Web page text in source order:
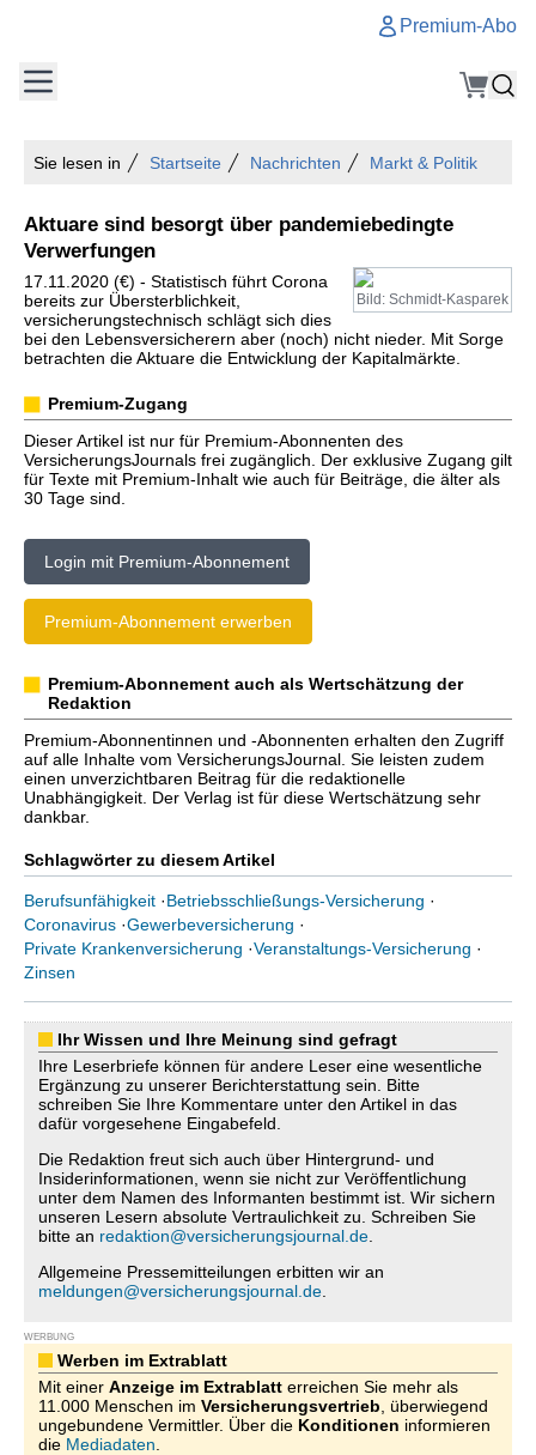
Premium-Abo
Sie lesen in Startseite Nachrichten Markt & Politik
Aktuare sind besorgt über pandemiebedingte
Verwerfungen
Bild: Schmidt-Kasparek
17.11.2020 (€) - Statistisch führt Corona
bereits zur Übersterblichkeit,
versicherungstechnisch schlägt sich dies
bei den Lebensversicherern aber (noch) nicht nieder. Mit Sorge
betrachten die Aktuare die Entwicklung der Kapitalmärkte.
Premium-Zugang
Dieser Artikel ist nur für Premium-Abonnenten des
VersicherungsJournals frei zugänglich. Der exklusive Zugang gilt
für Texte mit Premium-Inhalt wie auch für Beiträge, die älter als
30 Tage sind.
Login mit Premium-Abonnement
Premium-Abonnement erwerben
Premium-Abonnement auch als Wertschätzung der
Redaktion
Premium-Abonnentinnen und -Abonnenten erhalten den Zugriff
auf alle Inhalte vom VersicherungsJournal. Sie leisten zudem
einen unverzichtbaren Beitrag für die redaktionelle
Unabhängigkeit. Der Verlag ist für diese Wertschätzung sehr
dankbar.
Schlagwörter zu diesem Artikel
Berufsunfähigkeit ·Betriebsschließungs-Versicherung ·
Coronavirus ·Gewerbeversicherung ·
Private Krankenversicherung ·Veranstaltungs-Versicherung ·
Zinsen
Ihr Wissen und Ihre Meinung sind gefragt
Ihre Leserbriefe können für andere Leser eine wesentliche
Ergänzung zu unserer Berichterstattung sein. Bitte
schreiben Sie Ihre Kommentare unter den Artikel in das
dafür vorgesehene Eingabefeld.
Die Redaktion freut sich auch über Hintergrund- und
Insiderinformationen, wenn sie nicht zur Veröffentlichung
unter dem Namen des Informanten bestimmt ist. Wir sichern
unseren Lesern absolute Vertraulichkeit zu. Schreiben Sie
bitte an redaktion@versicherungsjournal.de
Allgemeine Pressemitteilungen erbitten wir an
meldungen@versicherungsjournal.de
WERBUNG
Werben im Extrablatt
Mit einer Anzeige im Extrablatt erreichen Sie mehr als
11.000 Menschen im Versicherungsvertrieb , überwiegend
ungebundene Vermittler. Über die Konditionen informieren
die Mediadaten